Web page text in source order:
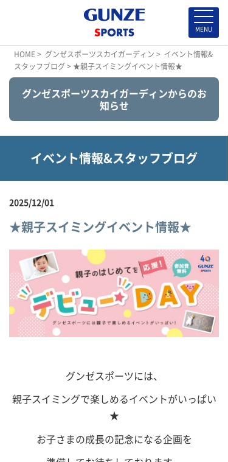
HOME> グンゼスポーツスカイガーディン > イベント情報&
スタッフブログ> ★親子スイミングイベント情報★
グンゼスポーツスカイガーディンからのお
知らせ
イベント情報&スタッフブログ
2025/12/01
★親子スイミングイベント情報★
グンゼスポーツには、
親子スイミングで楽しめるイベントがいっぱい
★
お子さまの成長の記念になる企画を